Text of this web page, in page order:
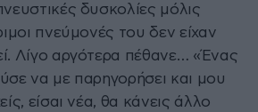
δυσκολίες μόλις
πνεύμονές του δεν είχαν
Λίγο αργότερα πέθανε… «Ένας
να με παρηγορήσει και μου
είσαι νέα, θα κάνεις άλλο